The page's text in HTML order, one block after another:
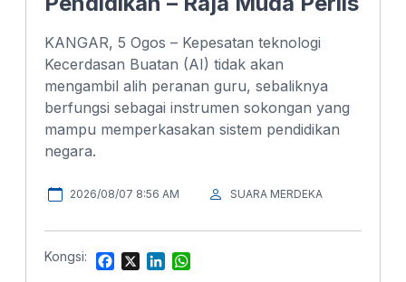
KANGAR, 5 Ogos – Kepesatan teknologi
Kecerdasan Buatan (AI) tidak akan
mengambil alih peranan guru, sebaliknya
berfungsi sebagai instrumen sokongan yang
mampu memperkasakan sistem pendidikan
negara.
2026/08/07 8:56 AM SUARA MERDEKA
Kongsi: